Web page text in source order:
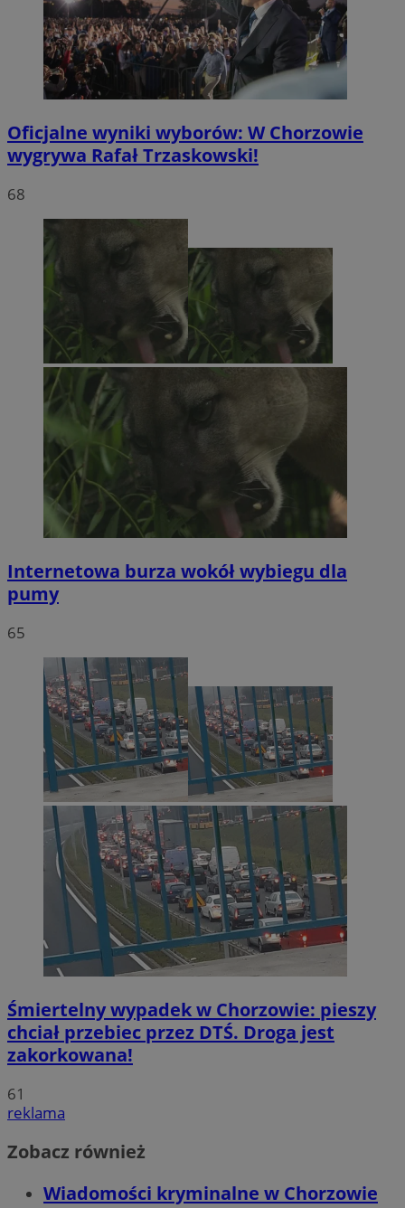
Oficjalne wyniki wyborów: W Chorzowie
wygrywa Rafał Trzaskowski!
68
Internetowa burza wokół wybiegu dla
pumy
65
Śmiertelny wypadek w Chorzowie: pieszy
chciał przebiec przez DTŚ. Droga jest
zakorkowana!
61
reklama
Zobacz również
Wiadomości kryminalne w Chorzowie